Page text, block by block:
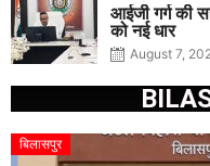
आईजी गर्ग की
को नई धार
August 7,
बिलासपुर